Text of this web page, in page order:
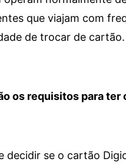
que viajam com
de trocar de cartão.
os requisitos para ter
decidir se o cartão